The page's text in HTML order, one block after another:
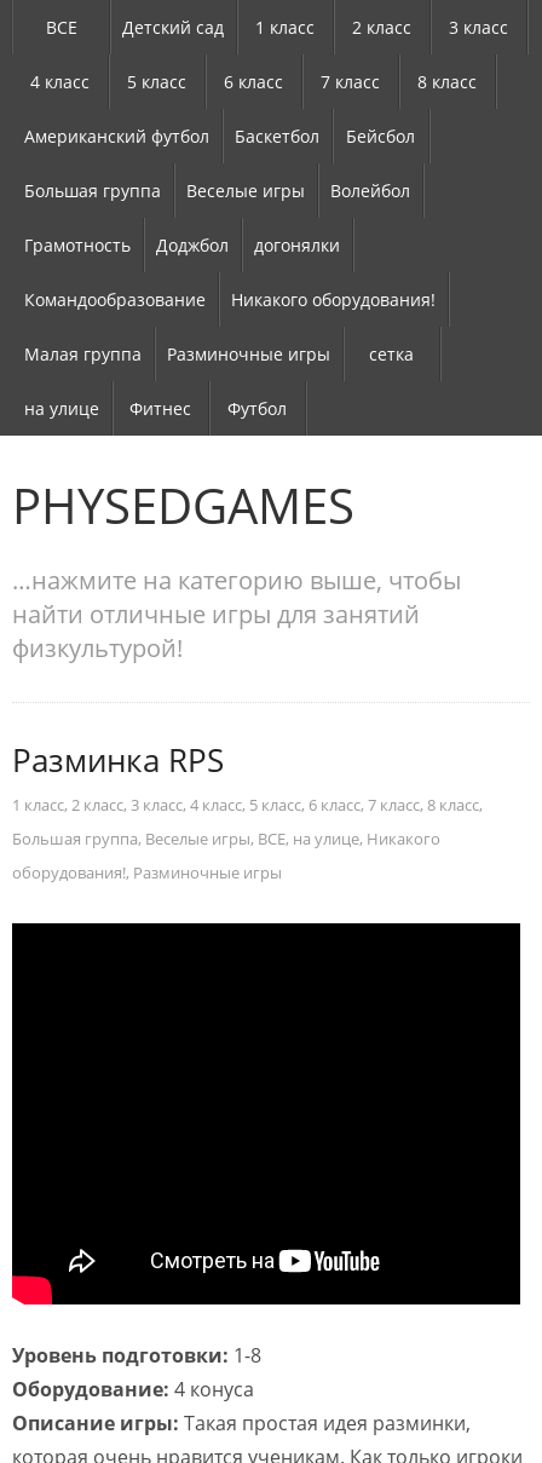
ВСЕ Детский сад 1 класс 2 класс 3 класс
4 класс 5 класс 6 класс 7 класс 8 класс
Американский футбол Баскетбол Бейсбол
Большая группа Веселые игры Волейбол
Грамотность Доджбол догонялки
Командообразование Никакого оборудования!
Малая группа Разминочные игры сетка
на улице Фитнес Футбол
PHYSEDGAMES
…нажмите на категорию выше, чтобы
найти отличные игры для занятий
физкультурой!
Разминка RPS
1 класс, 2 класс, 3 класс, 4 класс, 5 класс, 6 класс, 7 класс, 8 класс,
Большая группа, Веселые игры, ВСЕ, на улице, Никакого
оборудования!, Разминочные игры
Уровень подготовки: 1-8
Оборудование: 4 конуса
Описание игры: Такая простая идея разминки,
которая очень нравится ученикам. Как только игроки